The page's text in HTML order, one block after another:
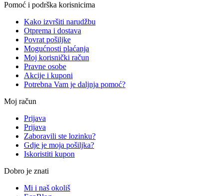
Pomoć i podrška korisnicima
Kako izvršiti narudžbu
Otprema i dostava
Povrat pošiljke
Mogućnosti plaćanja
Moj korisnički račun
Pravne osobe
Akcije i kuponi
Potrebna Vam je daljnja pomoć?
Moj račun
Prijava
Prijava
Zaboravili ste lozinku?
Gdje je moja pošiljka?
Iskoristiti kupon
Dobro je znati
Mi i naš okoliš